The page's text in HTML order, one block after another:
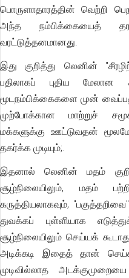
பொருளாதாரத்தின் வெற்றி
அந்த நம்பிக்கையைத்
வரட்டுத்தனமானது.
இது குறித்து லெனின்
பதிலாகப் புதிய மேலான
மூடநம்பிக்கைகளை முன்
முற்போக்கான மாற்றுச்
மக்களுக்கு ஊட்டுவதன்
தகர்க்க முடியும்;.
இதனால் லெனின் மதம்
சூழ்நிலையிலும், மதம்
கருத்தியலாகவும்,
துவக்கப் புள்ளியாக
சூழ்நிலையிலும் செய்யக்
அடிக்கடி இதைத் தான்
முடிவில்லாத